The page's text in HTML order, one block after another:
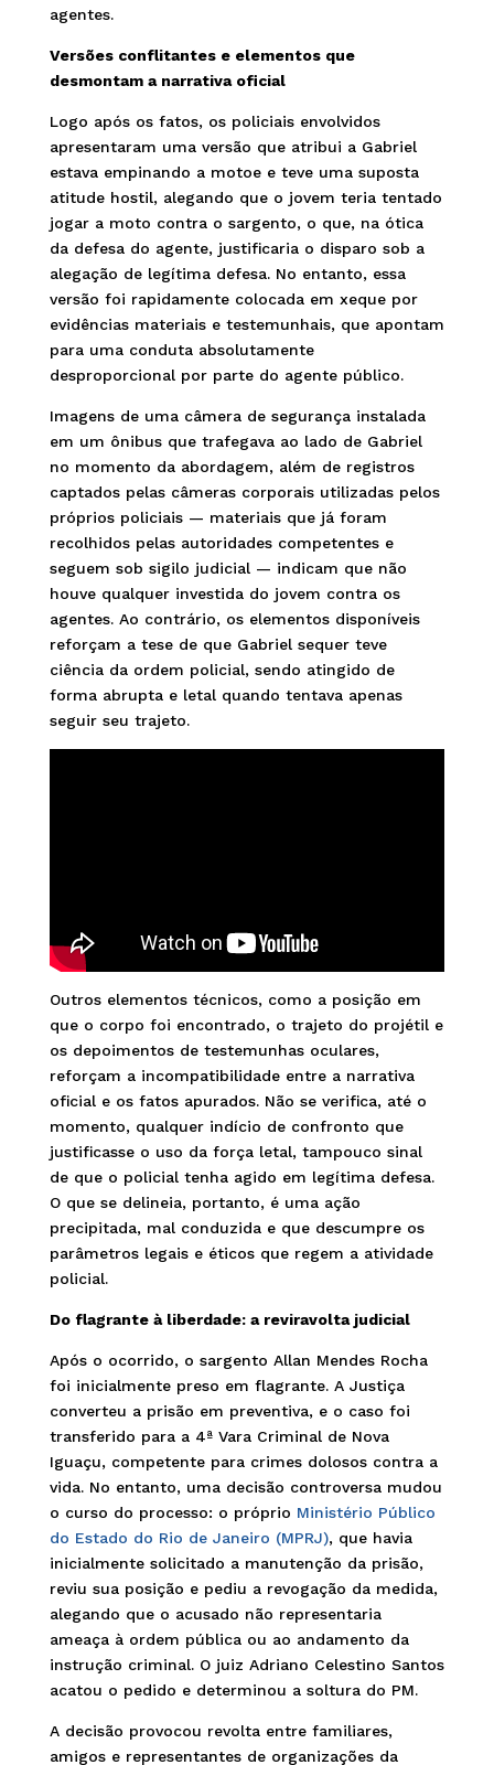
agentes.
Versões conflitantes e elementos que
desmontam a narrativa oficial
Logo após os fatos, os policiais envolvidos
apresentaram uma versão que atribui a Gabriel
estava empinando a motoe e teve uma suposta
atitude hostil, alegando que o jovem teria tentado
jogar a moto contra o sargento, o que, na ótica
da defesa do agente, justificaria o disparo sob a
alegação de legítima defesa. No entanto, essa
versão foi rapidamente colocada em xeque por
evidências materiais e testemunhais, que apontam
para uma conduta absolutamente
desproporcional por parte do agente público.
Imagens de uma câmera de segurança instalada
em um ônibus que trafegava ao lado de Gabriel
no momento da abordagem, além de registros
captados pelas câmeras corporais utilizadas pelos
próprios policiais — materiais que já foram
recolhidos pelas autoridades competentes e
seguem sob sigilo judicial — indicam que não
houve qualquer investida do jovem contra os
agentes. Ao contrário, os elementos disponíveis
reforçam a tese de que Gabriel sequer teve
ciência da ordem policial, sendo atingido de
forma abrupta e letal quando tentava apenas
seguir seu trajeto.
Outros elementos técnicos, como a posição em
que o corpo foi encontrado, o trajeto do projétil e
os depoimentos de testemunhas oculares,
reforçam a incompatibilidade entre a narrativa
oficial e os fatos apurados. Não se verifica, até o
momento, qualquer indício de confronto que
justificasse o uso da força letal, tampouco sinal
de que o policial tenha agido em legítima defesa.
O que se delineia, portanto, é uma ação
precipitada, mal conduzida e que descumpre os
parâmetros legais e éticos que regem a atividade
policial.
Do flagrante à liberdade: a reviravolta judicial
Após o ocorrido, o sargento Allan Mendes Rocha
foi inicialmente preso em flagrante. A Justiça
converteu a prisão em preventiva, e o caso foi
transferido para a 4ª Vara Criminal de Nova
Iguaçu, competente para crimes dolosos contra a
vida. No entanto, uma decisão controversa mudou
o curso do processo: o próprio Ministério Público
do Estado do Rio de Janeiro (MPRJ), que havia
inicialmente solicitado a manutenção da prisão,
reviu sua posição e pediu a revogação da medida,
alegando que o acusado não representaria
ameaça à ordem pública ou ao andamento da
instrução criminal. O juiz Adriano Celestino Santos
acatou o pedido e determinou a soltura do PM.
A decisão provocou revolta entre familiares,
amigos e representantes de organizações da